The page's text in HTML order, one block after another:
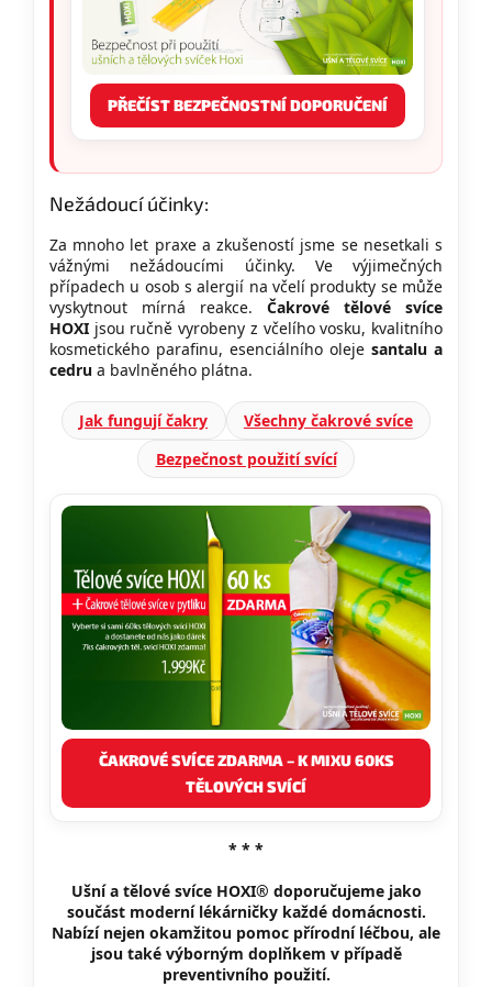
PŘEČÍST BEZPEČNOSTNÍ DOPORUČENÍ
Nežádoucí účinky:
Za mnoho let praxe a zkušeností jsme se nesetkali s
vážnými nežádoucími účinky. Ve výjimečných
případech u osob s alergií na včelí produkty se může
vyskytnout mírná reakce. Čakrové tělové svíce
HOXI jsou ručně vyrobeny z včelího vosku, kvalitního
kosmetického parafinu, esenciálního oleje santalu a
cedru a bavlněného plátna.
Jak fungují čakry
Všechny čakrové svíce
Bezpečnost použití svící
ČAKROVÉ SVÍCE ZDARMA – K MIXU 60KS
TĚLOVÝCH SVÍCÍ
* * *
Ušní a tělové svíce HOXI® doporučujeme jako
součást moderní lékárničky každé domácnosti.
Nabízí nejen okamžitou pomoc přírodní léčbou, ale
jsou také výborným doplňkem v případě
preventivního použití.